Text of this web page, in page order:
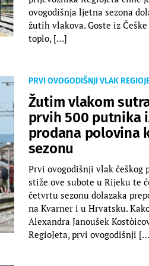
ovogodišnja ljetna sezona
žutih vlakova. Goste iz
toplo, […]
PRVI OVOGODIŠNJI VLAK
Žutim vlakom
prvih 500 putnika
prodana polovina
sezonu
Prvi ovogodišnji vlak češkog
stiže ove subote u Rijeku te
četvrtu sezonu dolazaka
na Kvarner i u Hrvatsku.
Alexandra Janoušek
RegioJeta, prvi ovogodišnji